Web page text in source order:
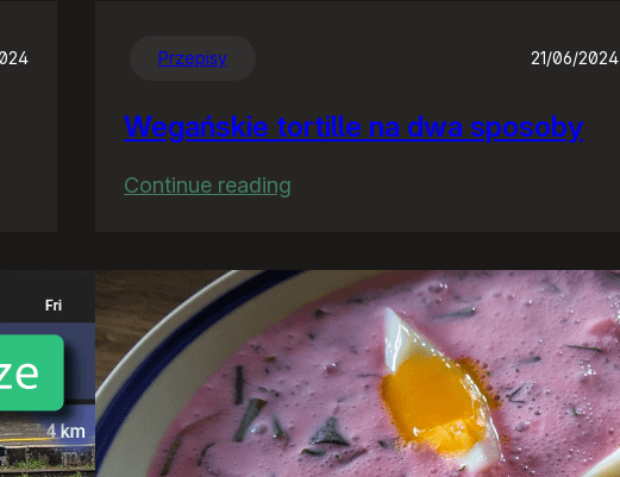
Przepisy 21/06/2024
Wegańskie tortille na dwa sposoby
Continue reading
dwa
sposoby